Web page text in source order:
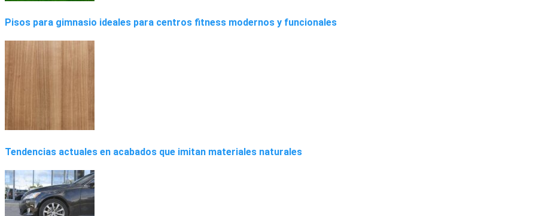
Pisos para gimnasio ideales para centros fitness modernos y funcionales
Tendencias actuales en acabados que imitan materiales naturales